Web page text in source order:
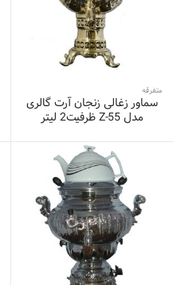
متفرقه
سماور زغالی زنجان آرت گالری
مدل Z-55 ظرفیت2 لیتر